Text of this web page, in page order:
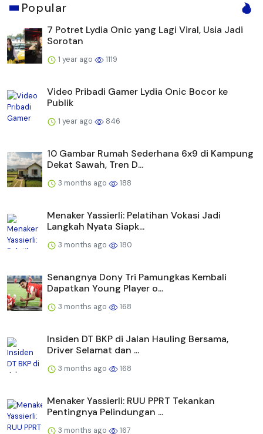
Popular
7 Potret Lydia Onic yang Lagi Viral, Usia Jadi
Sorotan
1 year ago 1119
Video Pribadi Gamer Lydia Onic Bocor ke
Publik
1 year ago 846
10 Gambar Rumah Sederhana 6x9 di Kampung
Dekat Sawah, Tren D...
3 months ago 188
Menaker Yassierli: Pelatihan Vokasi Jadi
Langkah Nyata Siapk...
3 months ago 180
Senangnya Dony Tri Pamungkas Kembali
Dapatkan Young Player o...
3 months ago 168
Insiden DT BKP di Jalan Hauling Bersama,
Driver Selamat dan ...
3 months ago 168
Menaker Yassierli: RUU PPRT Tekankan
Pentingnya Pelindungan ...
3 months ago 167